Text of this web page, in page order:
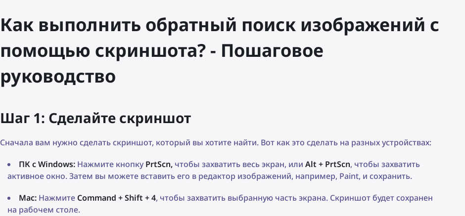
Как выполнить обратный поиск изображений с
помощью скриншота? - Пошаговое
руководство
Шаг 1: Сделайте скриншот
Сначала вам нужно сделать скриншот, который вы хотите найти. Вот как это сделать на разных устройствах:
ПК с Windows: Нажмите кнопкуPrtScn, чтобы захватить весь экран, или Alt + PrtScn, чтобы захватить
активное окно. Затем вы можете вставить его в редактор изображений, например, Paint, и сохранить.
Mac: Нажмите Command + Shift + 4, чтобы захватить выбранную часть экрана. Скриншот будет сохранен
на рабочем столе.